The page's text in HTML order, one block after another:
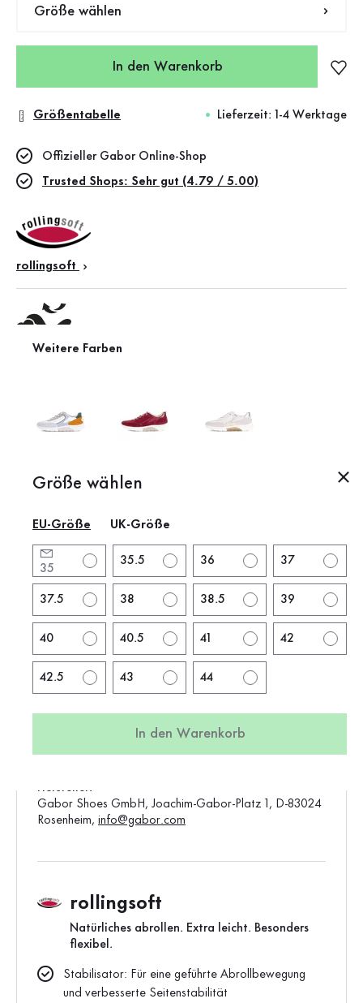
Größe wählen
In den Warenkorb
Größentabelle Lieferzeit: 1-4 Werktage
Weitere Farben
Größe wählen
EU-Größe UK-Größe
35
35.5 36 37
37.5 38 38.5 39
40 40.5 41 42
42.5 43 44
In den Warenkorb
Offizieller Gabor Online-Shop
Trusted Shops: Sehr gut (4.79 / 5.00)
rollingsoft
Wechselfußbett
Das macht diesen Schuh
Produktbeschreibung
Marke: rollingsoft
Absatzform: flacher Absatz
Absatzhöhe: 3.5 cm
Farbe: weiß
Artikel:86.926.23
Produktion:Asien
Hersteller:
Gabor Shoes GmbH, Joachim-Gabor-Platz 1, D-83024
Rosenheim, info@gabor.com
rollingsoft
Natürliches abrollen. Extra leicht. Besonders
flexibel.
Stabilisator: Für eine geführte Abrollbewegung
und verbesserte Seitenstabilität